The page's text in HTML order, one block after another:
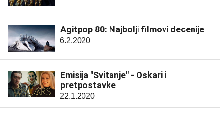
Agitpop 80: Najbolji filmovi decenije
6.2.2020
Emisija "Svitanje" - Oskari i
pretpostavke
22.1.2020